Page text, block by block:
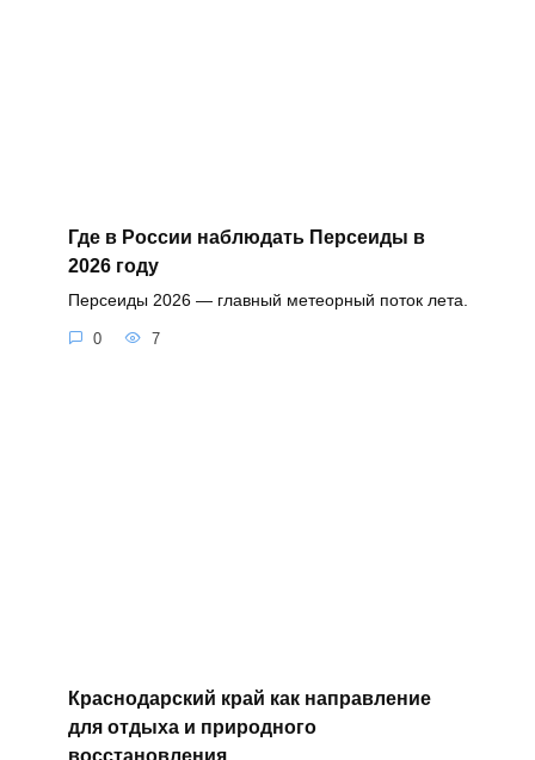
Где в России наблюдать Персеиды в
2026 году
Персеиды 2026 — главный метеорный поток лета.
0 7
Краснодарский край как направление
для отдыха и природного
восстановления